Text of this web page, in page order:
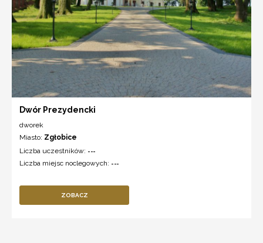
Dwór Prezydencki
dworek
Miasto: Zgłobice
Liczba uczestników: ---
Liczba miejsc noclegowych: ---
ZOBACZ